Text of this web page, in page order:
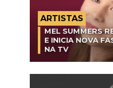
ARTISTAS
MEL SUMMERS
E INICIA NOVA
NA TV